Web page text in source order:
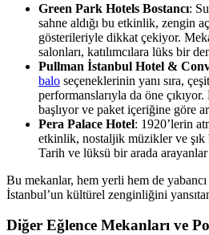
Green Park Hotels Bostancı:
sahne aldığı bu etkinlik, zengin
gösterileriyle dikkat çekiyor.
salonları, katılımcılara lüks bir
Pullman İstanbul Hotel &
balo seçeneklerinin yanı sıra,
performanslarıyla da öne
başlıyor ve paket içeriğine göre
Pera Palace Hotel: 1920’lerin
etkinlik, nostaljik müzikler ve şık
Tarih ve lüksü bir arada
Bu mekanlar, hem yerli hem de
İstanbul’un kültürel zenginliğini
Diğer Eğlence Mekanları ve